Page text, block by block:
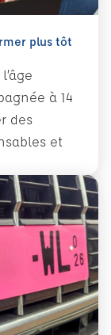
plus tôt
à 14
des
et
plus tôt pour